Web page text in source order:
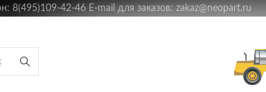
8(495)109-42-46 E-mail для заказов: zakaz@neopart.ru